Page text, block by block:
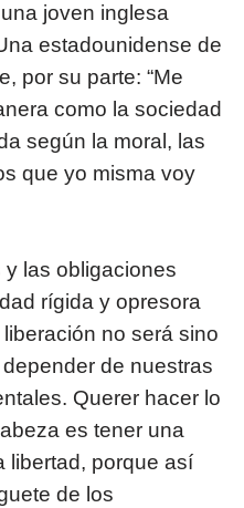
joven inglesa
estadounidense de
por su parte: “Me
como la sociedad
según la moral, las
que yo misma voy
las obligaciones
rígida y opresora
no será sino
de nuestras
Querer hacer lo
es tener una
libertad, porque así
de los